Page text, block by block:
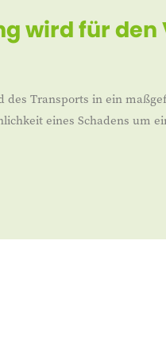
wird für
Transports in ein
eines Schadens um